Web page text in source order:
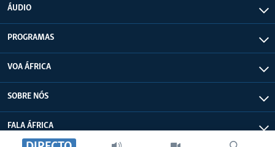
ÁUDIO
PROGRAMAS
VOA ÁFRICA
SOBRE NÓS
FALA ÁFRICA